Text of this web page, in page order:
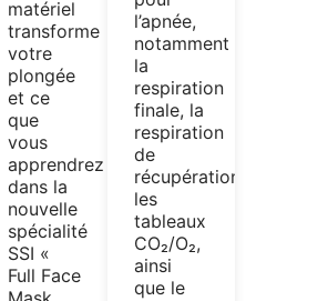
matériel
transforme
votre
plongée
et ce
que
vous
apprendrez
dans la
nouvelle
spécialité
SSI «
Full Face
l’apnée,
notamment
la
respiration
finale, la
respiration
de
récupération,
les
tableaux
CO₂/O₂,
ainsi
que le